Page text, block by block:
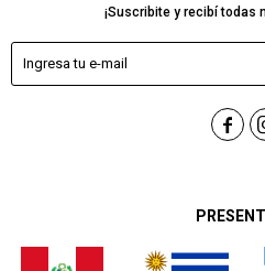
¡Suscribite y recibí todas
